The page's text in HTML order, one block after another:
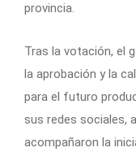
provincia.
Tras la votación, el
la aprobación y la
para el futuro
sus redes sociales,
acompañaron la